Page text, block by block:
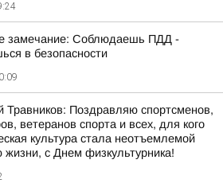
замечание: Соблюдаешь ПДД -
в безопасности
Травников: Поздравляю спортсменов,
ветеранов спорта и всех, для кого
культура стала неотъемлемой
жизни, с Днем физкультурника!